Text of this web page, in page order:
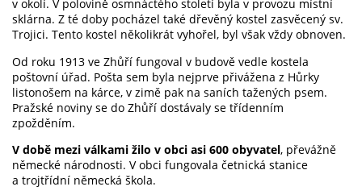
v okolí. V polovině osmnáctého století byla v provozu místní
sklárna. Z té doby pocházel také dřevěný kostel zasvěcený sv.
Trojici. Tento kostel několikrát vyhořel, byl však vždy obnoven.
Od roku 1913 ve Zhůří fungoval v budově vedle kostela
poštovní úřad. Pošta sem byla nejprve přivážena z Hůrky
listonošem na kárce, v zimě pak na saních tažených psem.
Pražské noviny se do Zhůří dostávaly se třídenním
zpožděním.
V době mezi válkami žilo v obci asi 600 obyvatel, převážně
německé národnosti. V obci fungovala četnická stanice
a trojtřídní německá škola.